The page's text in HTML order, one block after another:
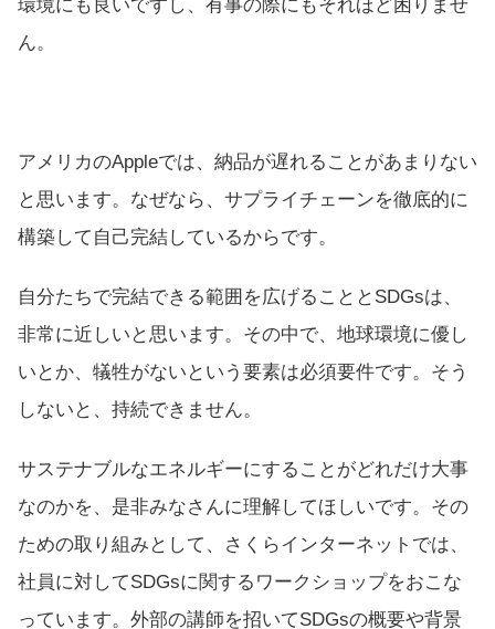
環境にも良いですし、有事の際にもそれほど困りませ
ん。
アメリカのAppleでは、納品が遅れることがあまりない
と思います。なぜなら、サプライチェーンを徹底的に
構築して自己完結しているからです。
自分たちで完結できる範囲を広げることとSDGsは、
非常に近しいと思います。その中で、地球環境に優し
いとか、犠牲がないという要素は必須要件です。そう
しないと、持続できません。
サステナブルなエネルギーにすることがどれだけ大事
なのかを、是非みなさんに理解してほしいです。その
ための取り組みとして、さくらインターネットでは、
社員に対してSDGsに関するワークショップをおこな
っています。外部の講師を招いてSDGsの概要や背景